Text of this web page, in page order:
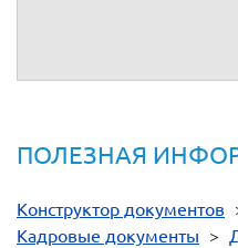
ПОЛЕЗНАЯ
Конструктор документов
Кадровые документы >